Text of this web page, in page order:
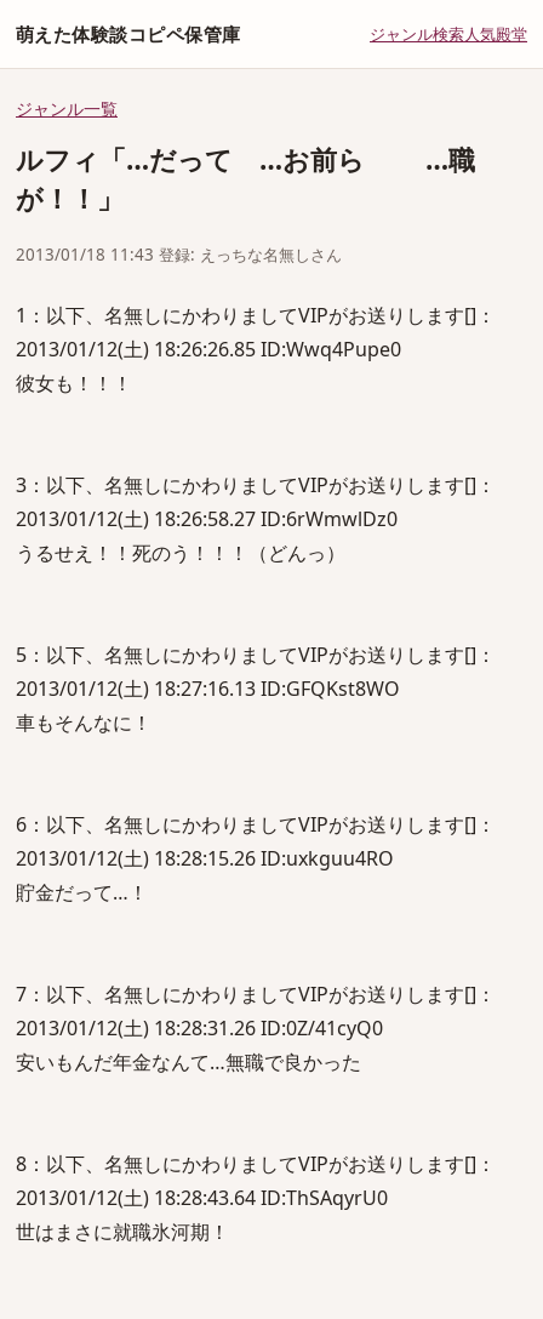
萌えた体験談コピペ保管庫 ジャンル検索人気殿堂
ジャンル一覧
ルフィ「…だって …お前ら …職
が！！」
2013/01/18 11:43 登録: えっちな名無しさん
1：以下、名無しにかわりましてVIPがお送りします[]：
2013/01/12(土) 18:26:26.85 ID:Wwq4Pupe0
彼女も！！！
3：以下、名無しにかわりましてVIPがお送りします[]：
2013/01/12(土) 18:26:58.27 ID:6rWmwlDz0
うるせえ！！死のう！！！（どんっ）
5：以下、名無しにかわりましてVIPがお送りします[]：
2013/01/12(土) 18:27:16.13 ID:GFQKst8WO
車もそんなに！
6：以下、名無しにかわりましてVIPがお送りします[]：
2013/01/12(土) 18:28:15.26 ID:uxkguu4RO
貯金だって…！
7：以下、名無しにかわりましてVIPがお送りします[]：
2013/01/12(土) 18:28:31.26 ID:0Z/41cyQ0
安いもんだ年金なんて…無職で良かった
8：以下、名無しにかわりましてVIPがお送りします[]：
2013/01/12(土) 18:28:43.64 ID:ThSAqyrU0
世はまさに就職氷河期！